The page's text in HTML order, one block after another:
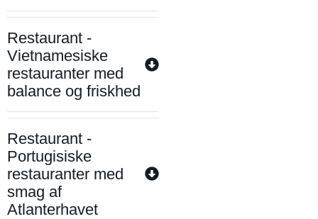
Restaurant -
Vietnamesiske
restauranter med
balance og friskhed
Restaurant -
Portugisiske
restauranter med
smag af
Atlanterhavet